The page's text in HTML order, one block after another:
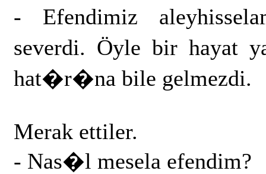
- Efendimiz
severdi. Öyle bir hayat
hat�r�na bile gelmezdi.
Merak ettiler.
- Nas�l mesela efendim?